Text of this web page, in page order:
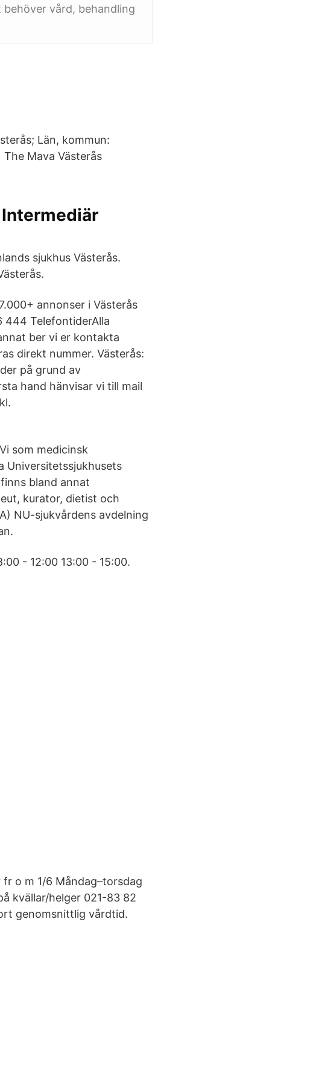
behöver vård, behandling
Län, kommun:
Mava Västerås
sjukhus Västerås.
annonser i Västerås
444 TelefontiderAlla
ber vi er kontakta
direkt nummer. Västerås:
på grund av
hand hänvisar vi till mail
som medicinsk
Universitetssjukhusets
bland annat
kurator, dietist och
NU-sjukvårdens avdelning
- 12:00 13:00 - 15:00.
o m 1/6 Måndag–torsdag
kvällar/helger 021-83 82
genomsnittlig vårdtid.